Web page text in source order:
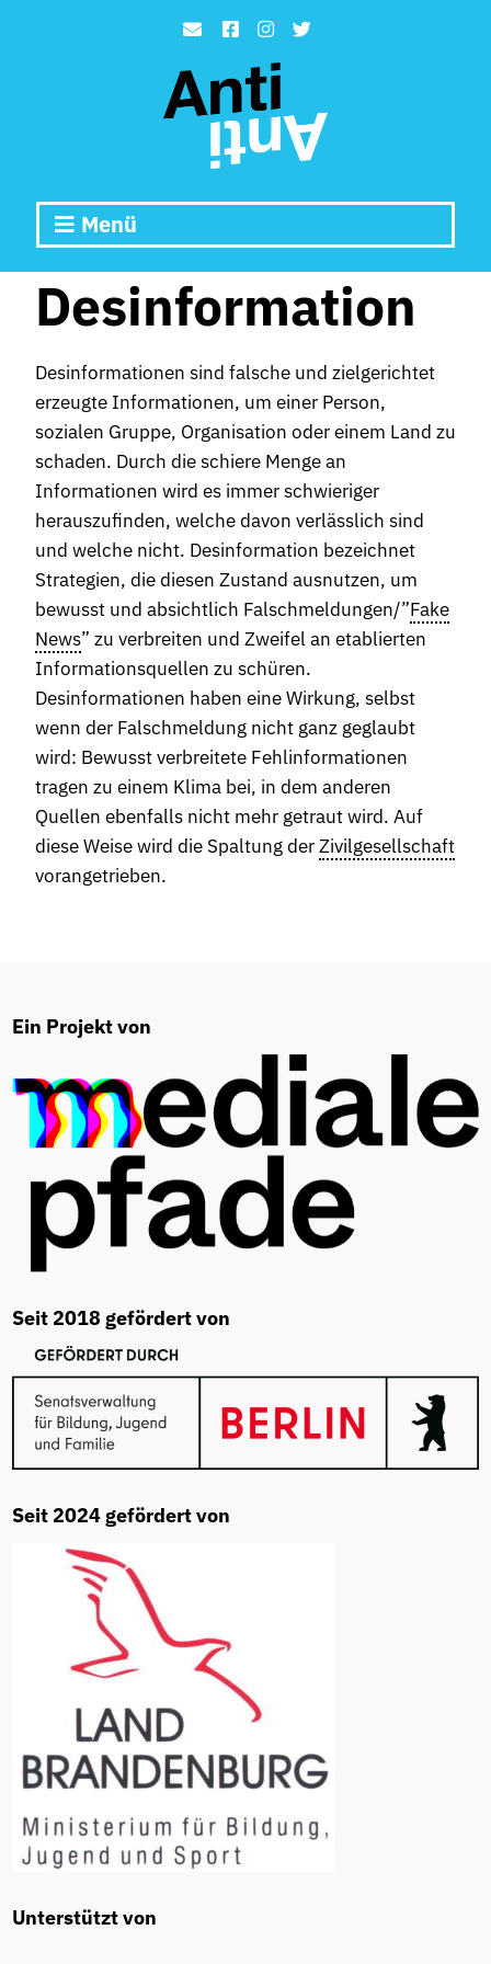
Menü
Desinformation
Desinformationen sind falsche und zielgerichtet
erzeugte Informationen, um einer Person,
sozialen Gruppe, Organisation oder einem Land zu
schaden. Durch die schiere Menge an
Informationen wird es immer schwieriger
herauszufinden, welche davon verlässlich sind
und welche nicht. Desinformation bezeichnet
Strategien, die diesen Zustand ausnutzen, um
bewusst und absichtlich Falschmeldungen/”Fake
News” zu verbreiten und Zweifel an etablierten
Informationsquellen zu schüren.
Desinformationen haben eine Wirkung, selbst
wenn der Falschmeldung nicht ganz geglaubt
wird: Bewusst verbreitete Fehlinformationen
tragen zu einem Klima bei, in dem anderen
Quellen ebenfalls nicht mehr getraut wird. Auf
diese Weise wird die Spaltung derZivilgesellschaft
vorangetrieben.
Ein Projekt von
Seit 2018 gefördert von
Seit 2024 gefördert von
Unterstützt von